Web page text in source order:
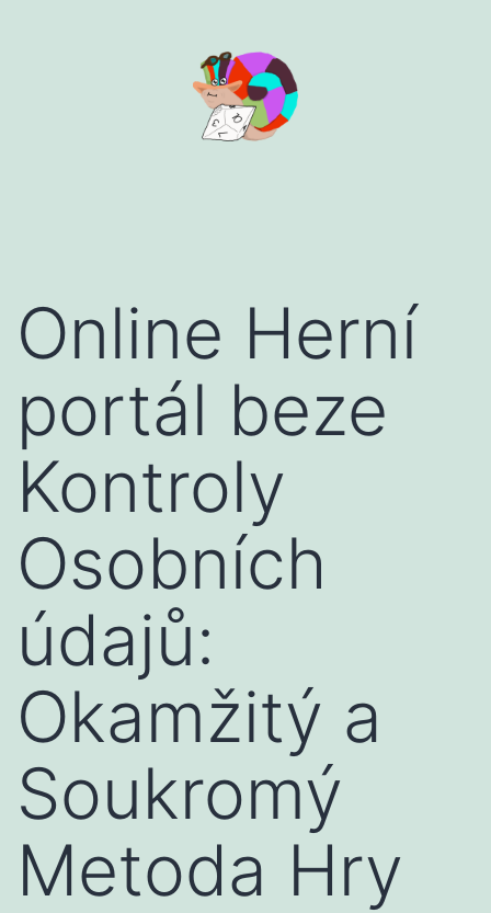
Online Herní
portál beze
Kontroly
Osobních
údajů:
Okamžitý a
Soukromý
Metoda Hry